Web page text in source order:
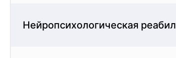
Нейропсихологическая